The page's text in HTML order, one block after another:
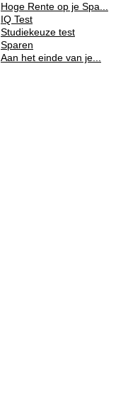
Hoge Rente op je Spa...
IQ Test
Studiekeuze test
Sparen
Aan het einde van je...